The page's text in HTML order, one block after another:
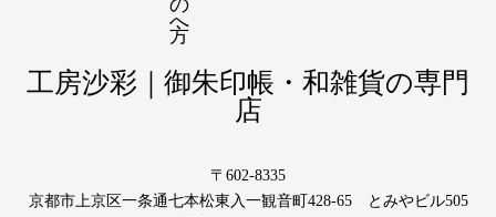
工房沙彩｜御朱印帳・和雑貨の専門
店
〒602-8335
京都市上京区一条通七本松東入一観音町428-65 とみやビル505